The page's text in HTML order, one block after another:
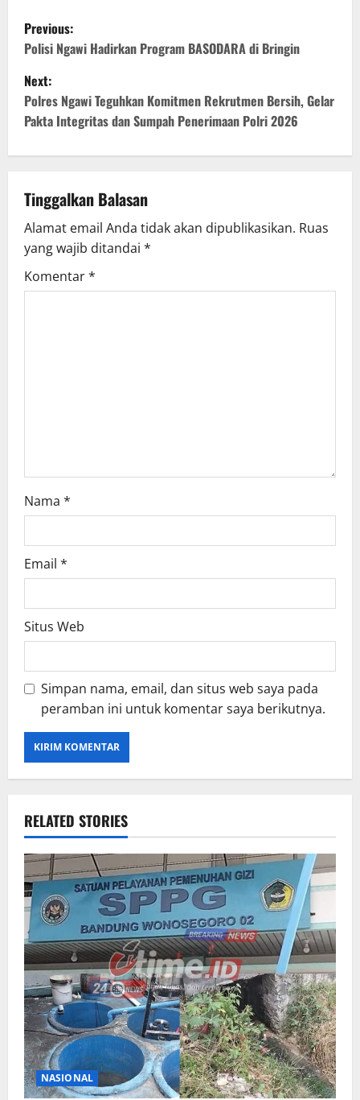
P
o
s
t
n
a
v
i
g
Previous:
Polisi Ngawi Hadirkan Program BASODARA di Bringin
Next:
Polres Ngawi Teguhkan Komitmen Rekrutmen Bersih, Gelar
Pakta Integritas dan Sumpah Penerimaan Polri 2026
Tinggalkan Balasan
Alamat email Anda tidak akan dipublikasikan. Ruas
yang wajib ditandai *
Komentar*
Nama *
Email *
Situs Web
Simpan nama, email, dan situs web saya pada
peramban ini untuk komentar saya berikutnya.
RELATED STORIES
NASIONAL